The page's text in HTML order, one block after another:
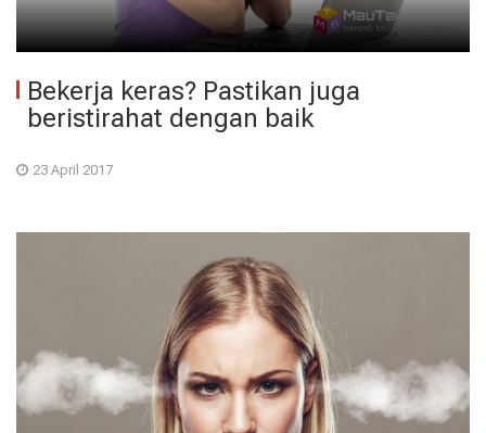
Bekerja keras? Pastikan juga
beristirahat dengan baik
23 April 2017